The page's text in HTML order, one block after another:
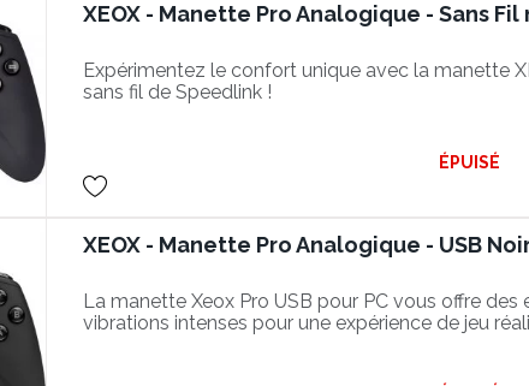
XEOX - Manette Pro Analogique - Sans Fil
Expérimentez le confort unique avec la manette
sans fil de Speedlink !
ÉPUISÉ
XEOX - Manette Pro Analogique - USB
La manette Xeox Pro USB pour PC vous offre des
vibrations intenses pour une expérience de jeu